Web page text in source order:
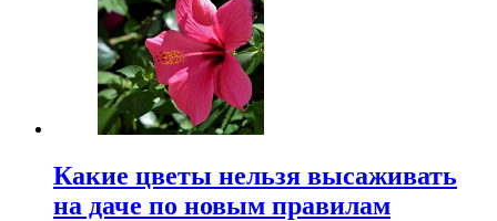
Какие цветы нельзя высаживать
на даче по новым правилам